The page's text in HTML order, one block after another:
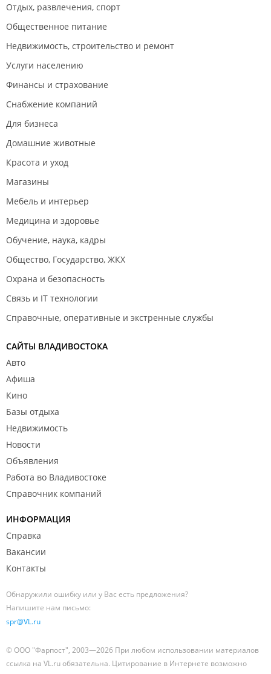
Отдых, развлечения, спорт
Общественное питание
Недвижимость, строительство и ремонт
Услуги населению
Финансы и страхование
Снабжение компаний
Для бизнеса
Домашние животные
Красота и уход
Магазины
Мебель и интерьер
Медицина и здоровье
Обучение, наука, кадры
Общество, Государство, ЖКХ
Охрана и безопасность
Связь и IT технологии
Справочные, оперативные и экстренные службы
САЙТЫ ВЛАДИВОСТОКА
Авто
Афиша
Кино
Базы отдыха
Недвижимость
Новости
Объявления
Работа во Владивостоке
Справочник компаний
ИНФОРМАЦИЯ
Справка
Вакансии
Контакты
Обнаружили ошибку или у Вас есть предложения?
Напишите нам письмо:
spr@VL.ru
© ООО "Фарпост", 2003—2026 При любом использовании материалов
ссылка на VL.ru обязательна. Цитирование в Интернете возможно